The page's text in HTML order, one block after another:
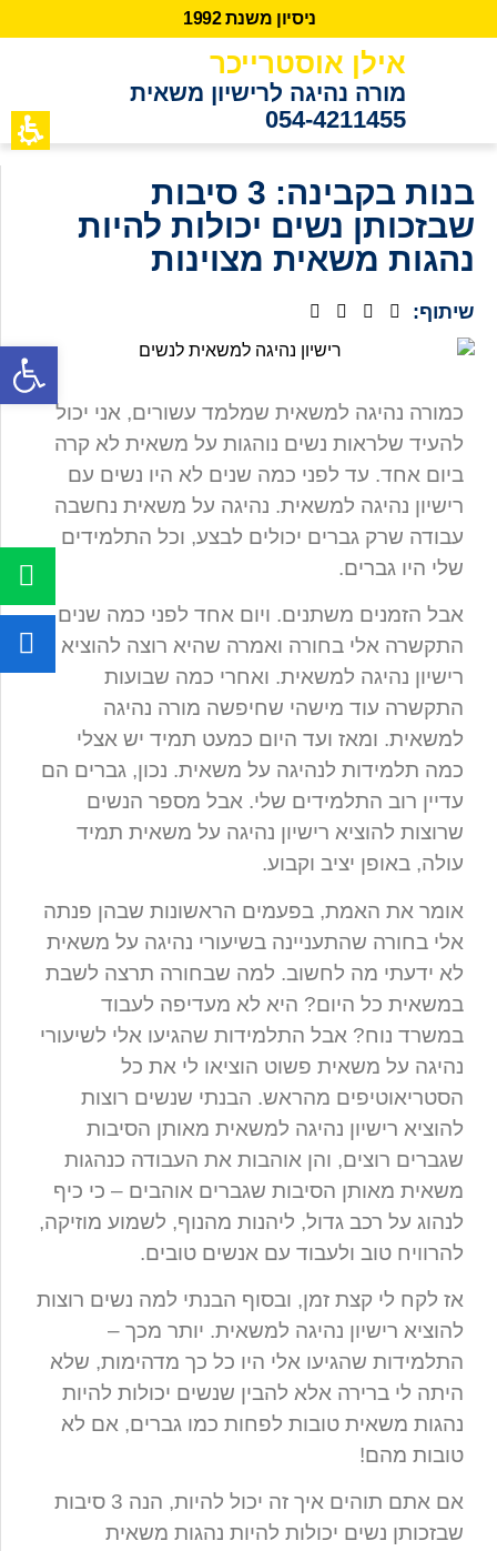
ניסיון משנת 2
9
9
1
אילן אוסטרייכר
מורה נהיגה לרישיון משאית
054-4211455
בנות בקבינה: 3 סיבות
שבזכותן נשים יכולות להיות
נהגות משאית מצוינות
שיתוף:
כמורה נהיגה למשאית שמלמד עשורים, אני יכול
להעיד שלראות נשים נוהגות על משאית לא קרה
ביום אחד. עד לפני כמה שנים לא היו נשים עם
רישיון נהיגה למשאית. נהיגה על משאית נחשבה
עבודה שרק גברים יכולים לבצע, וכל התלמידים
שלי היו גברים.
אבל הזמנים משתנים. ויום אחד לפני כמה שנים
התקשרה אלי בחורה ואמרה שהיא רוצה להוציא
רישיון נהיגה למשאית. ואחרי כמה שבועות
התקשרה עוד מישהי שחיפשה מורה נהיגה
למשאית. ומאז ועד היום כמעט תמיד יש אצלי
כמה תלמידות לנהיגה על משאית. נכון, גברים הם
עדיין רוב התלמידים שלי. אבל מספר הנשים
שרוצות להוציא רישיון נהיגה על משאית תמיד
עולה, באופן יציב וקבוע.
אומר את האמת, בפעמים הראשונות שבהן פנתה
אלי בחורה שהתעניינה בשיעורי נהיגה על משאית
לא ידעתי מה לחשוב. למה שבחורה תרצה לשבת
במשאית כל היום? היא לא מעדיפה לעבוד
במשרד נוח? אבל התלמידות שהגיעו אלי לשיעורי
נהיגה על משאית פשוט הוציאו לי את כל
הסטריאוטיפים מהראש. הבנתי שנשים רוצות
להוציא רישיון נהיגה למשאית מאותן הסיבות
שגברים רוצים, והן אוהבות את העבודה כנהגות
משאית מאותן הסיבות שגברים אוהבים – כי כיף
לנהוג על רכב גדול, ליהנות מהנוף, לשמוע מוזיקה,
להרוויח טוב ולעבוד עם אנשים טובים.
אז לקח לי קצת זמן, ובסוף הבנתי למה נשים רוצות
להוציא רישיון נהיגה למשאית. יותר מכך –
התלמידות שהגיעו אלי היו כל כך מדהימות, שלא
היתה לי ברירה אלא להבין שנשים יכולות להיות
נהגות משאית טובות לפחות כמו גברים, אם לא
טובות מהם!
אם אתם תוהים איך זה יכול להיות, הנה 3 סיבות
שבזכותן נשים יכולות להיות נהגות משאית
פתח סרגל נגישות